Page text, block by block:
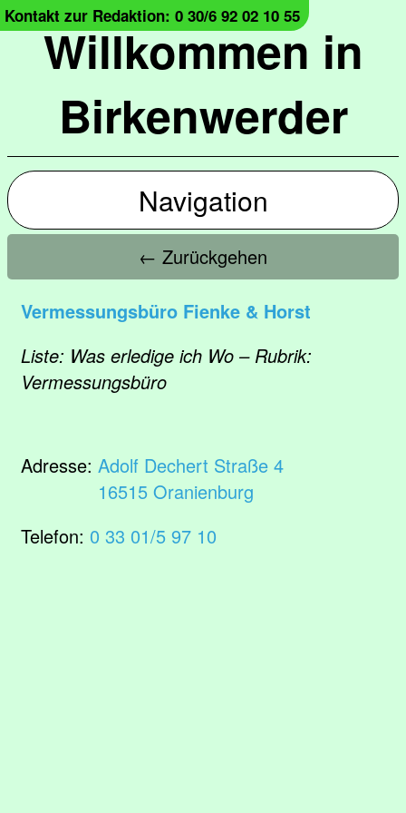
Willkommen in
Birkenwerder
Kontakt zur Redaktion: 0 30/6 92 02 10 55
Navigation
← Zurückgehen
Vermessungsbüro Fienke & Horst
Liste: Was erledige ich Wo – Rubrik:
Vermessungsbüro
Adresse: Adolf Dechert Straße 4
16515 Oranienburg
Telefon: 0 33 01/5 97 10